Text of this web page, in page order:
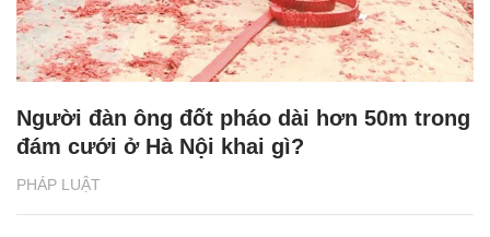
PHÁP LUẬT
Người đàn ông đốt pháo dài hơn 50m trong
đám cưới ở Hà Nội khai gì?